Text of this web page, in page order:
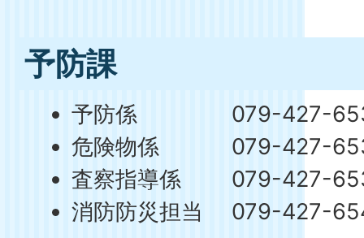
予防課
予防係 079-427-
危険物係 079-427-
査察指導係 079-427-
消防防災担当 079-427-